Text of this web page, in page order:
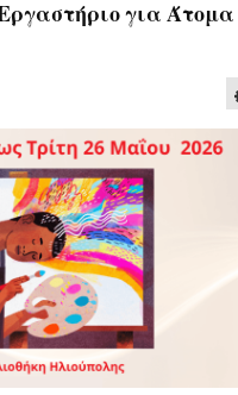
για Άτομα